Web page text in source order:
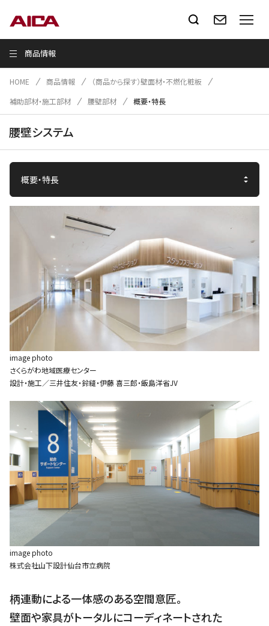
商品情報
HOME 商品情報
（商品から探す）壁面材・不燃化粧板
補助部材・施工部材
腰壁部材 概要・特長
腰壁システム
image photo
さくらがわ地域医療センター
設計・施工／三井住友・鈴縫・伊藤 喜三郎・飯島洋省JV
image photo
株式会社山下設計仙台市立病院
柄連動による一体感のある空間意匠。
壁面や家具がトータルにコーディネートされた